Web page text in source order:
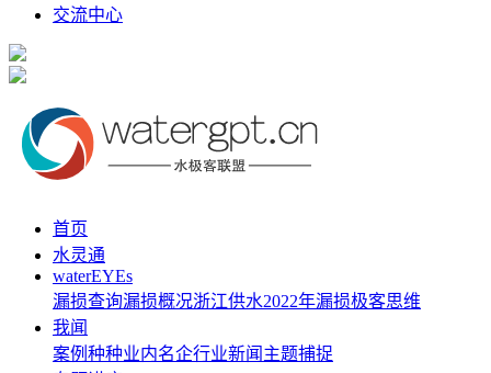
交流中心
首页
水灵通
waterEYEs
漏损查询漏损概况浙江供水2022年漏损极客思维
我闻
案例种种业内名企行业新闻 主题捕捉